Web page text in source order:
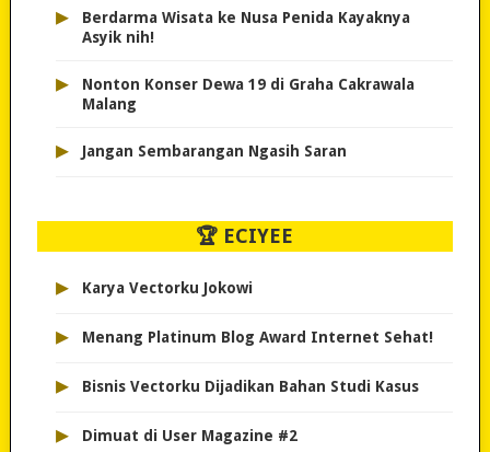
▸
Berdarma Wisata ke Nusa Penida Kayaknya
Asyik nih!
▸
Nonton Konser Dewa 19 di Graha Cakrawala
Malang
▸ Jangan Sembarangan Ngasih Saran
🏆 ECIYEE
▸ Karya Vectorku Jokowi
▸ Menang Platinum Blog Award Internet Sehat!
▸ Bisnis Vectorku Dijadikan Bahan Studi Kasus
▸ Dimuat di User Magazine #2